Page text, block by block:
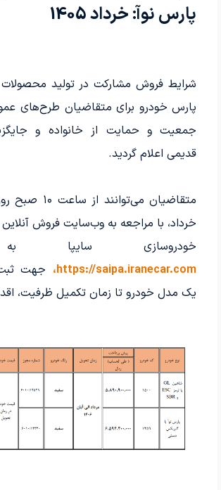
پارس نوآ: خرداد 1405
شرایط فروش مشارکت در تولید
پارس خودرو برای متقاضیان طرح‌های
جمعیت و حمایت از خانواده و
قدیمی اعلام گردید.
متقاضیان
خرداد، با مراجعه به وب‌سایت فروش
خودروسازی سایپا
https://saipa.iranecar.com،
جهت
یک مدل خودرو تا زمان تکمیل ظرفیت،